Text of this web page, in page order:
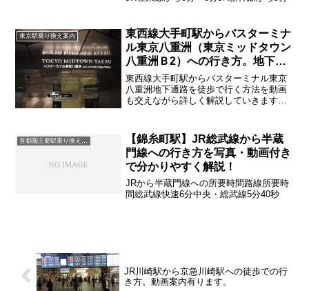
東京駅乗り換え案内
東西線大手町駅からバスターミナ
ル東京八重洲（東京ミッドタウン
八重洲Ｂ2）への行き方。地下通
路で行く方法。
東西線大手町駅からバスターミナル東京
八重洲地下通路を徒歩で行く方法を動画
も交えながら詳しく解説していきます東
首都圏主要駅乗り換え案内
【錦糸町駅】JR総武線から半蔵
門線への行き方を写真・動画付き
で分かりやすく解説！
JRから半蔵門線への所要時間路線所要時
間総武線快速6分中央・総武線5分40秒
JR川崎駅から京急川崎駅への徒歩での行
き方。動画案内有ります。